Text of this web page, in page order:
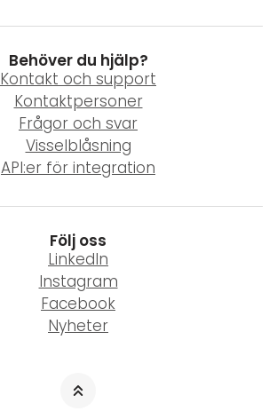
Behöver du hjälp?
Kontakt och support
Kontaktpersoner
Frågor och svar
Visselblåsning
API:er för integration
Följ oss
LinkedIn
Instagram
Facebook
Nyheter